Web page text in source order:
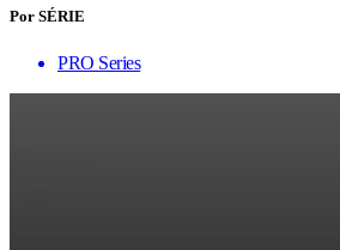
Por SÉRIE
PRO Series